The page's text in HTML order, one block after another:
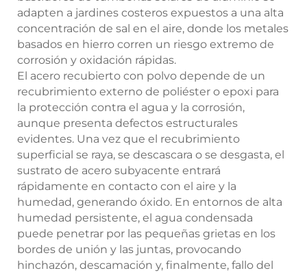
adapten a jardines costeros expuestos a una alta
concentración de sal en el aire, donde los metales
basados en hierro corren un riesgo extremo de
corrosión y oxidación rápidas.
El acero recubierto con polvo depende de un
recubrimiento externo de poliéster o epoxi para
la protección contra el agua y la corrosión,
aunque presenta defectos estructurales
evidentes. Una vez que el recubrimiento
superficial se raya, se descascara o se desgasta, el
sustrato de acero subyacente entrará
rápidamente en contacto con el aire y la
humedad, generando óxido. En entornos de alta
humedad persistente, el agua condensada
puede penetrar por las pequeñas grietas en los
bordes de unión y las juntas, provocando
hinchazón, descamación y, finalmente, fallo del